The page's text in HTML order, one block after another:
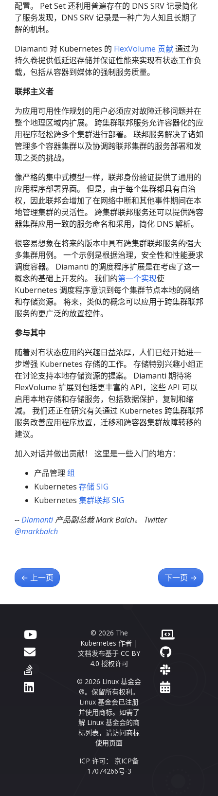
配置。 Pet Set 还利用普遍存在的 DNS SRV 记录简化
了服务发现，DNS SRV 记录是一种广为人知且长期了
解的机制。
Diamanti 对 Kubernetes 的 FlexVolume 贡献通过为
持久卷提供低延迟存储并保证性能来实现有状态工作负
载，包括从容器到媒体的强制服务质量。
联邦主义者
为应用可用性作规划的用户必须应对故障迁移问题并在
整个地理区域内扩展。 跨集群联邦服务允许容器化的应
用程序轻松跨多个集群进行部署。 联邦服务解决了诸如
管理多个容器集群以及协调跨联邦集群的服务部署和发
现之类的挑战。
像严格的集中式模型一样，联邦身份验证提供了通用的
应用程序部署界面。 但是，由于每个集群都具有自治
权，因此联邦会增加了在网络中断和其他事件期间在本
地管理集群的灵活性。 跨集群联邦服务还可以提供跨容
器集群应用一致的服务命名和采用，简化 DNS 解析。
很容易想象在将来的版本中具有跨集群联邦服务的强大
多集群用例。 一个示例是根据治理，安全性和性能要求
调度容器。 Diamanti 的调度程序扩展是在考虑了这一
概念的基础上开发的。 我们的第一个实现使
Kubernetes 调度程序意识到每个集群节点本地的网络
和存储资源。 将来，类似的概念可以应用于跨集群联邦
服务的更广泛的放置控件。
参与其中
随着对有状态应用的兴趣日益浓厚，人们已经开始进一
步增强 Kubernetes 存储的工作。 存储特别兴趣小组正
在讨论支持本地存储资源的提案。 Diamanti 期待将
FlexVolume 扩展到包括更丰富的 API，这些 API 可以
启用本地存储和存储服务，包括数据保护，复制和缩
减。 我们还正在研究有关通过 Kubernetes 跨集群联邦
服务改善应用程序放置，迁移和跨容器集群故障转移的
建议。
加入对话并做出贡献！ 这里是一些入门的地方：
产品管理 组
Kubernetes 存储 SIG
Kubernetes 集群联邦 SIG
--Diamanti产品副总裁 Mark Balch。 Twitter
@markbalch
← 上一页 下一页 →
© 2026 The
Kubernetes 作者 |
文档发布基于 CC BY
4.0 授权许可
© 2026 Linux 基金会
®。保留所有权利。
Linux 基金会已注册
并使用商标。如需了
解 Linux 基金会的商
标列表，请访问商标
使用页面
ICP 许可： 京ICP备
17074266号-3